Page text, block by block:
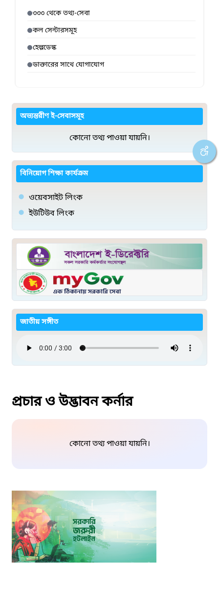
৩৩৩ থেকে তথ্য-সেবা
কল সেন্টারসমূহ
হেল্পডেস্ক
ডাক্তারের সাথে যোগাযোগ
অভ্যন্তরীণ ই-সেবাসমূহ
কোনো তথ্য পাওয়া যায়নি।
বিনিয়োগ শিক্ষা কার্যক্রম
ওয়েবসাইট লিংক
ইউটিউব লিংক
জাতীয় সঙ্গীত
প্রচার ও উদ্ভাবন কর্নার
কোনো তথ্য পাওয়া যায়নি।